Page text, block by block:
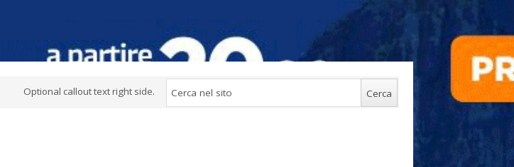
Optional callout text right side.